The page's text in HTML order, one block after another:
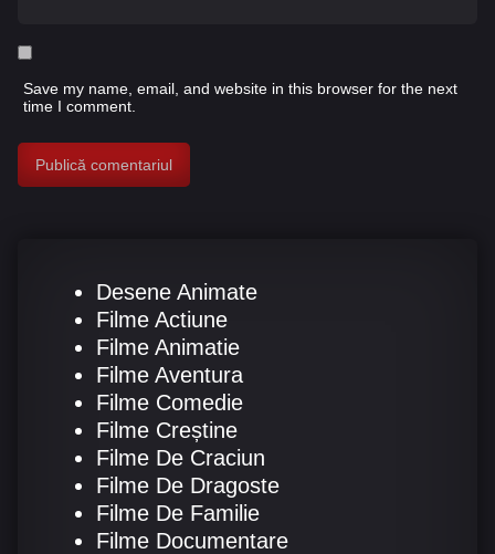
Save my name, email, and website in this browser for the next
time I comment.
Desene Animate
Filme Actiune
Filme Animatie
Filme Aventura
Filme Comedie
Filme Creștine
Filme De Craciun
Filme De Dragoste
Filme De Familie
Filme Documentare